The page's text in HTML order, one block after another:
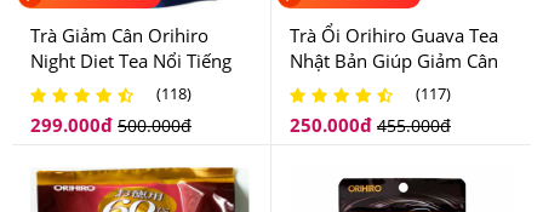
Trà Giảm Cân Orihiro
Night Diet Tea Nổi Tiếng
Tại Nhật Bản
(118)
299.000đ 500.000đ
Trà Ổi Orihiro Guava Tea
Nhật Bản Giúp Giảm Cân
An Toàn
(117)
250.000đ 455.000đ